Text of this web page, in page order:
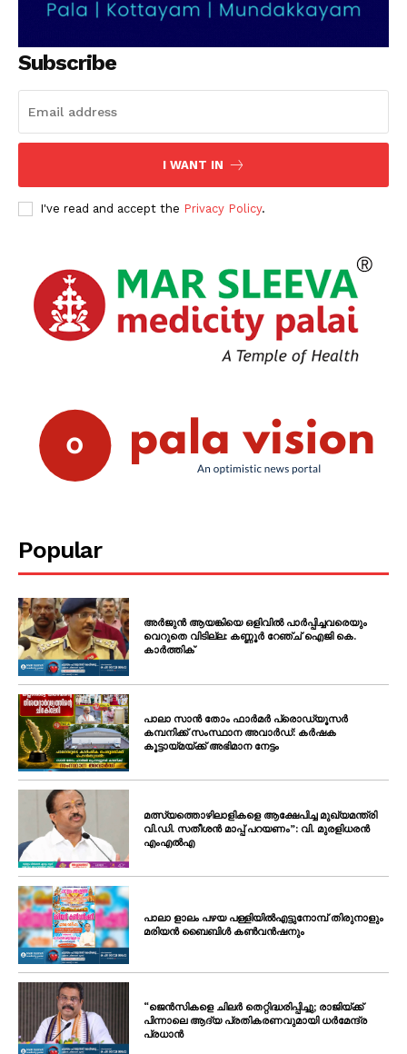
Subscribe
I WANT IN
I've read and accept the Privacy Policy.
Popular
അർജുൻ ആയങ്കിയെ ഒളിവിൽ പാർപ്പിച്ചവരെയും
വെറുതെ വിടില്ല: കണ്ണൂർ റേഞ്ച് ഐജി കെ.
കാർത്തിക്
പാലാ സാൻ തോം ഫാർമർ പ്രൊഡ്യൂസർ
കമ്പനിക്ക് സംസ്ഥാന അവാർഡ്: കർഷക
കൂട്ടായ്മയ്ക്ക് അഭിമാന നേട്ടം
മത്സ്യത്തൊഴിലാളികളെ ആക്ഷേപിച്ച മുഖ്യമന്ത്രി
വി.ഡി. സതീശൻ മാപ്പ് പറയണം”: വി. മുരളിധരൻ
എംഎൽഎ
പാലാ ളാലം പഴയ പള്ളിയിൽഎട്ടുനോമ്പ് തിരുനാളും
മരിയൻ ബൈബിൾ കൺവൻഷനും
“ജെൻസികളെ ചിലർ തെറ്റിദ്ധരിപ്പിച്ചു; രാജിയ്ക്ക്
പിന്നാലെ ആദ്യ പ്രതികരണവുമായി ധർമേന്ദ്ര
പ്രധാൻ